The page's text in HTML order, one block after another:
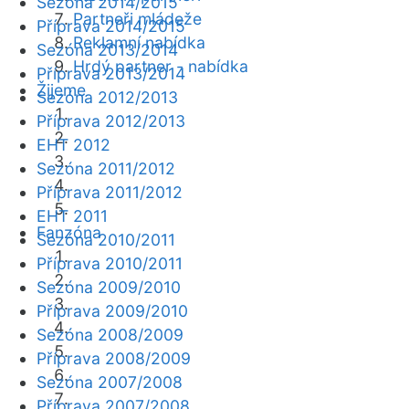
Partneři mládeže
Reklamní nabídka
Hrdý partner - nabídka
Žijeme
Fanzóna
Příprava 2014/2015
Sezóna 2013/2014
Příprava 2013/2014
Sezóna 2012/2013
Příprava 2012/2013
EHT 2012
Sezóna 2011/2012
Příprava 2011/2012
EHT 2011
Sezóna 2010/2011
Příprava 2010/2011
Sezóna 2009/2010
Příprava 2009/2010
Sezóna 2008/2009
Příprava 2008/2009
Sezóna 2007/2008